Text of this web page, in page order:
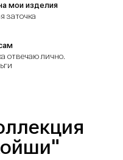
отвечаю лично.
мои изделия
заточка